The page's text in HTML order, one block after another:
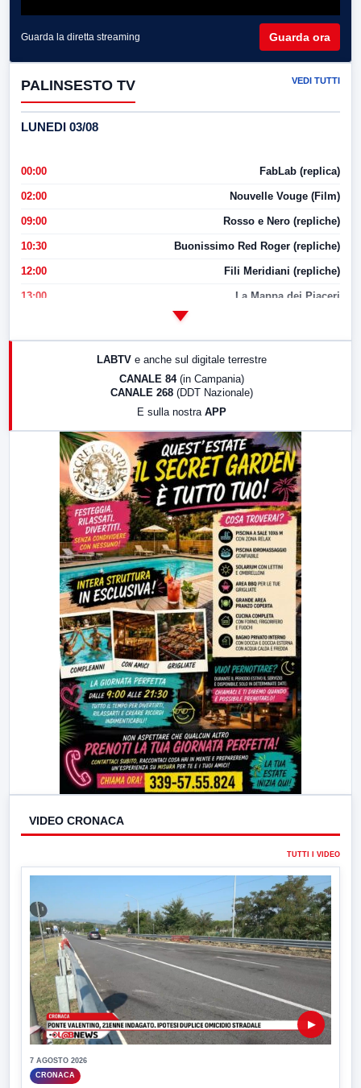
Guarda la diretta streaming Guarda ora
PALINSESTO TV VEDI TUTTI
LUNEDI 03/08
00:00 FabLab (replica)
02:00 Nouvelle Vouge (Film)
09:00 Rosso e Nero (repliche)
10:30 Buonissimo Red Roger (repliche)
12:00 Fili Meridiani (repliche)
13:00 La Mappa dei Piaceri
17:00 LabNews (replica)
LabNews (replica)
LABTV e anche sul digitale terrestre
CANALE 84 (in Campania)
CANALE 268 (DDT Nazionale)
E sulla nostra APP
VIDEO CRONACA
TUTTI I VIDEO
▶
7 AGOSTO 2026
CRONACA